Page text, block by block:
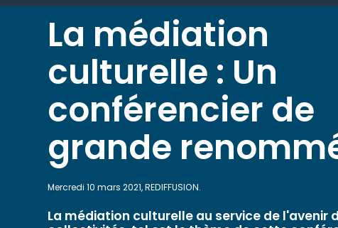
La médiation
culturelle : Un
conférencier de
grande
Mercredi 10 mars 2021, REDIFFUSION.
La médiation culturelle au service de l'avenir